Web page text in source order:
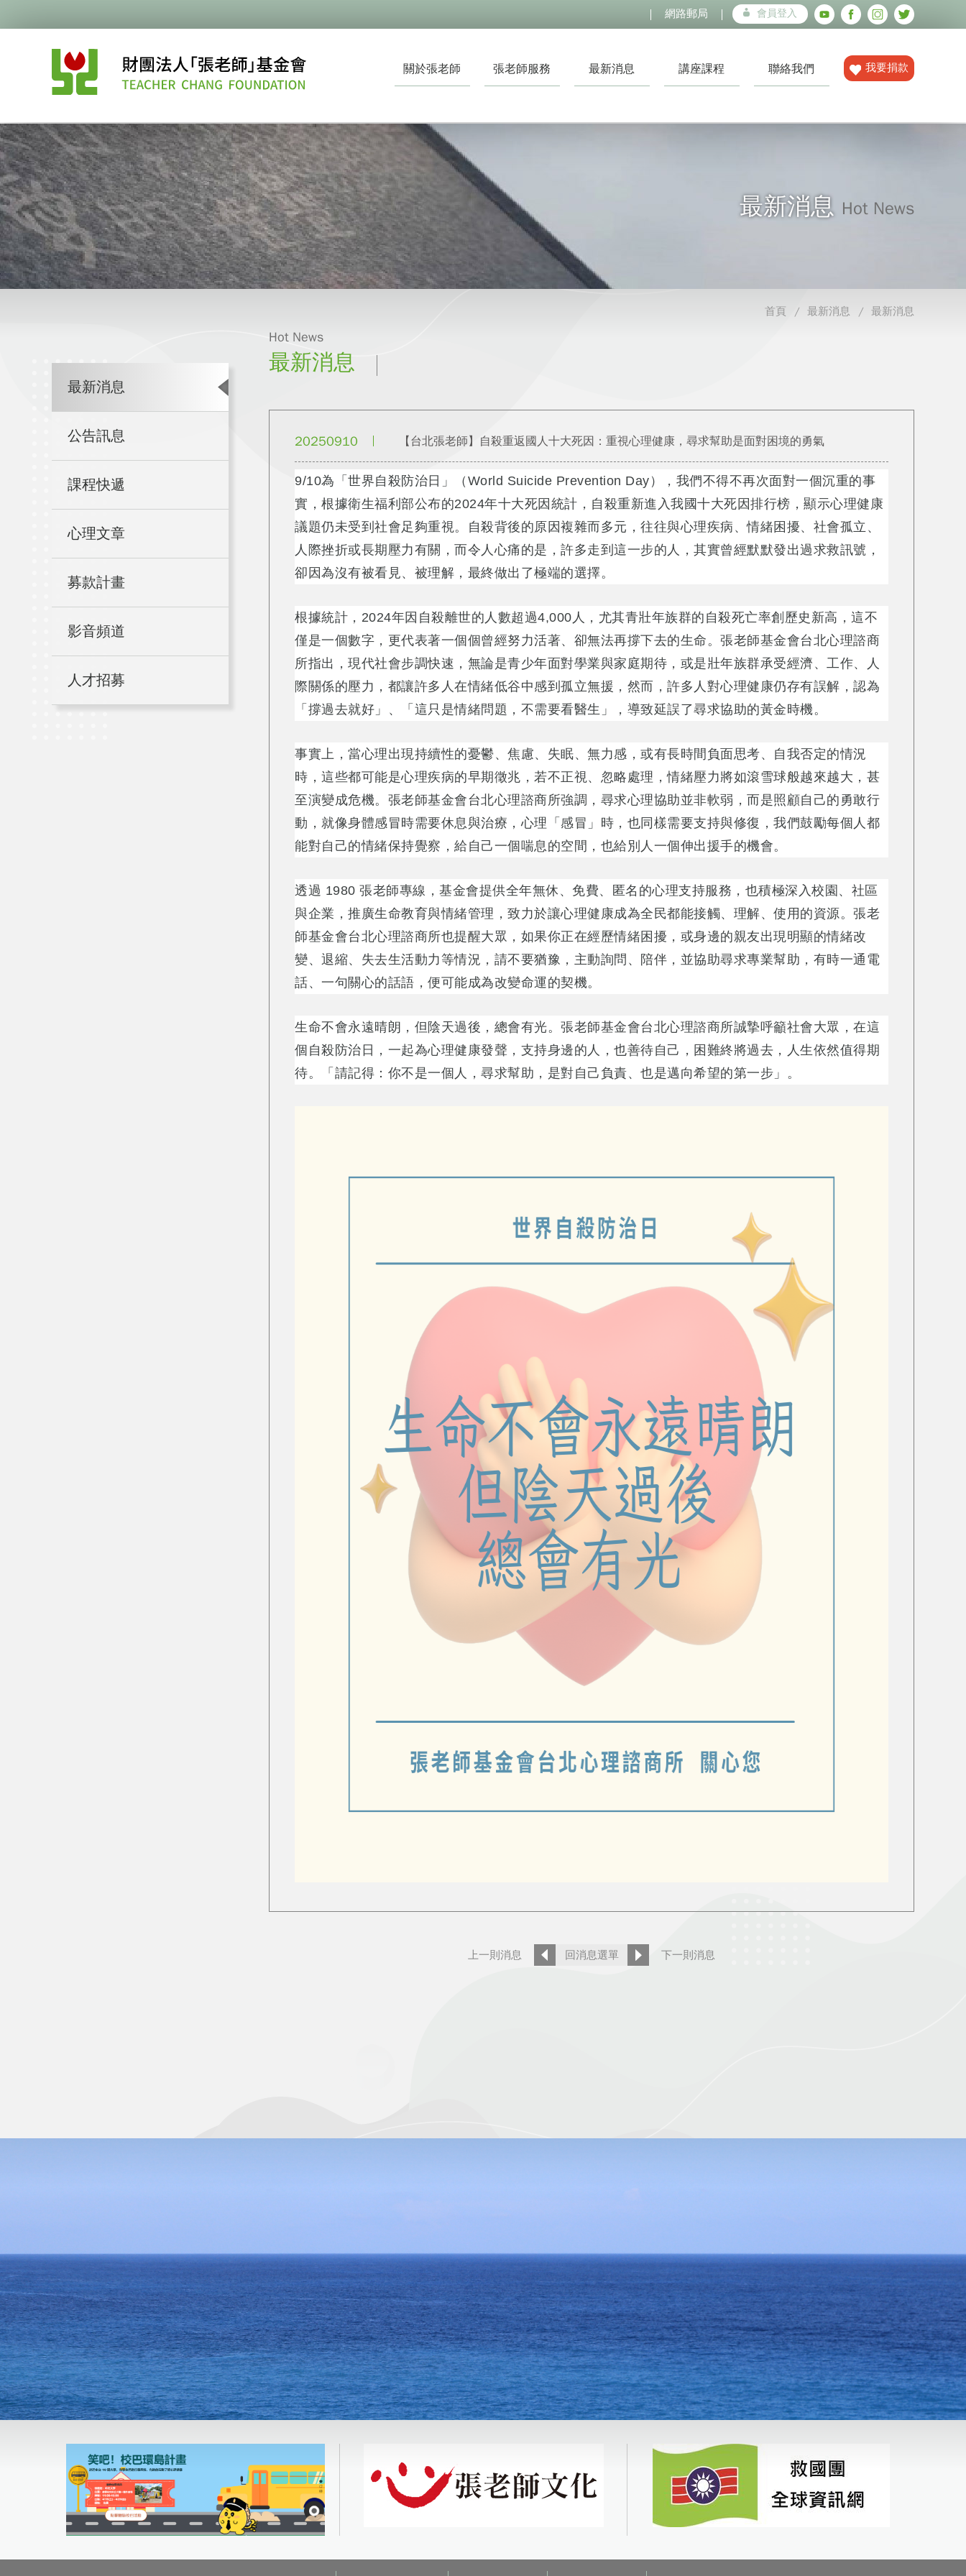
網路郵局 會員登入
關於張老師 張老師服務 最新消息 講座課程 聯絡我們 我要捐款
最新消息 Hot News
首頁 最新消息 最新消息
最新消息
公告訊息
課程快遞
心理文章
募款計畫
影音頻道
人才招募
Hot News
最新消息
20250910 【台北張老師】自殺重返國人十大死因：重視心理健康，尋求幫助是面對困境的勇氣
9/10為「世界自殺防治日」（World Suicide Prevention Day），我們不得不再次面對一個沉重的事
實，根據衛生福利部公布的2024年十大死因統計，自殺重新進入我國十大死因排行榜，顯示心理健康
議題仍未受到社會足夠重視。自殺背後的原因複雜而多元，往往與心理疾病、情緒困擾、社會孤立、
人際挫折或長期壓力有關，而令人心痛的是，許多走到這一步的人，其實曾經默默發出過求救訊號，
卻因為沒有被看見、被理解，最終做出了極端的選擇。
根據統計，2024年因自殺離世的人數超過4,000人，尤其青壯年族群的自殺死亡率創歷史新高，這不
僅是一個數字，更代表著一個個曾經努力活著、卻無法再撐下去的生命。張老師基金會台北心理諮商
所指出，現代社會步調快速，無論是青少年面對學業與家庭期待，或是壯年族群承受經濟、工作、人
際關係的壓力，都讓許多人在情緒低谷中感到孤立無援，然而，許多人對心理健康仍存有誤解，認為
「撐過去就好」、「這只是情緒問題，不需要看醫生」，導致延誤了尋求協助的黃金時機。
事實上，當心理出現持續性的憂鬱、焦慮、失眠、無力感，或有長時間負面思考、自我否定的情況
時，這些都可能是心理疾病的早期徵兆，若不正視、忽略處理，情緒壓力將如滾雪球般越來越大，甚
至演變成危機。張老師基金會台北心理諮商所強調，尋求心理協助並非軟弱，而是照顧自己的勇敢行
動，就像身體感冒時需要休息與治療，心理「感冒」時，也同樣需要支持與修復，我們鼓勵每個人都
能對自己的情緒保持覺察，給自己一個喘息的空間，也給別人一個伸出援手的機會。
透過 1980 張老師專線，基金會提供全年無休、免費、匿名的心理支持服務，也積極深入校園、社區
與企業，推廣生命教育與情緒管理，致力於讓心理健康成為全民都能接觸、理解、使用的資源。張老
師基金會台北心理諮商所也提醒大眾，如果你正在經歷情緒困擾，或身邊的親友出現明顯的情緒改
變、退縮、失去生活動力等情況，請不要猶豫，主動詢問、陪伴，並協助尋求專業幫助，有時一通電
話、一句關心的話語，便可能成為改變命運的契機。
生命不會永遠晴朗，但陰天過後，總會有光。張老師基金會台北心理諮商所誠摯呼籲社會大眾，在這
個自殺防治日，一起為心理健康發聲，支持身邊的人，也善待自己，困難終將過去，人生依然值得期
待。「請記得：你不是一個人，尋求幫助，是對自己負責、也是邁向希望的第一步」。
上一則消息 回消息選單 下一則消息